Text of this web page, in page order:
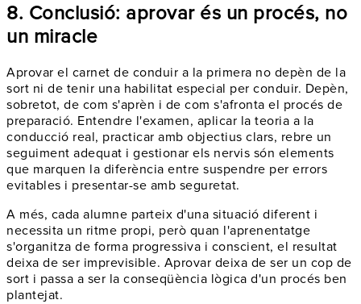
8. Conclusió: aprovar és un procés, no
un miracle
Aprovar el carnet de conduir a la primera no depèn de la
sort ni de tenir una habilitat especial per conduir. Depèn,
sobretot, de com s'aprèn i de com s'afronta el procés de
preparació. Entendre l'examen, aplicar la teoria a la
conducció real, practicar amb objectius clars, rebre un
seguiment adequat i gestionar els nervis són elements
que marquen la diferència entre suspendre per errors
evitables i presentar-se amb seguretat.
A més, cada alumne parteix d'una situació diferent i
necessita un ritme propi, però quan l'aprenentatge
s'organitza de forma progressiva i conscient, el resultat
deixa de ser imprevisible. Aprovar deixa de ser un cop de
sort i passa a ser la conseqüència lògica d'un procés ben
plantejat.